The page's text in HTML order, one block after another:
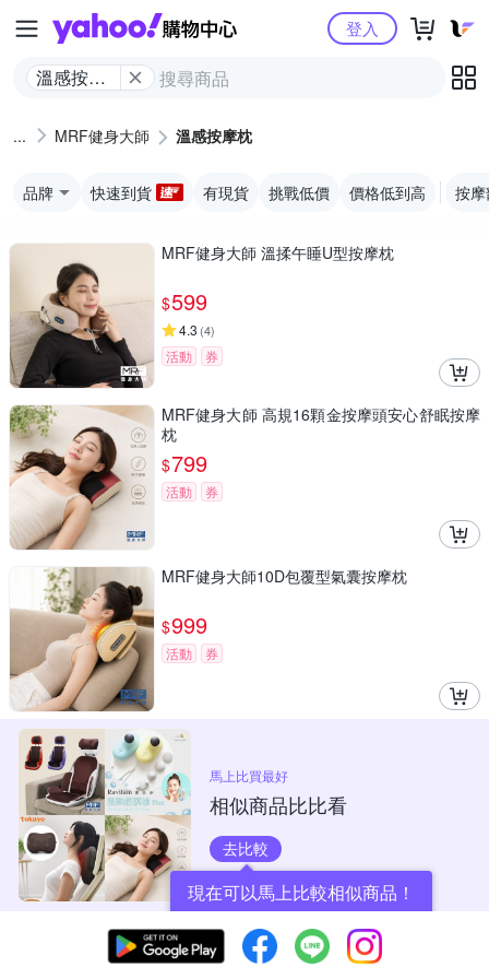
Yahoo購物中心
溫感按摩
登入
MRF健身大師 溫感按摩枕
品牌 快速到貨 有現貨 挑戰低價 價格低到高 按
MRF健身大師 溫揉午睡U型按摩枕
$599
4.3 (4)
活動 券
MRF健身大師 高規16顆金按摩頭安心舒眠按摩
枕
$799
活動 券
MRF健身大師10D包覆型氣囊按摩枕
$999
活動 券
馬上比買最好
相似商品比比看
去比較
現在可以馬上比較相似商品！